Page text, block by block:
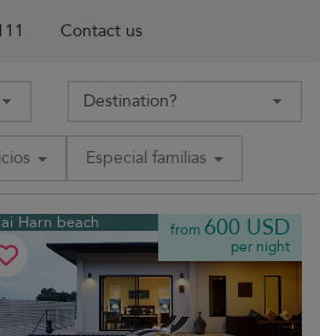
Contact us
Especial familias
Harn beach from 600 USD
per night